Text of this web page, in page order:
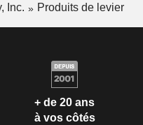
Inc.
Produits de levier
+ de 20 ans
à vos côtés